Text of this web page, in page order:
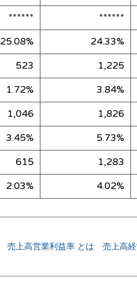
****** ******
25.08% 24.33%
523 1,225
1.72% 3.84%
1,046 1,826
3.45% 5.73%
615 1,283
2.03% 4.02%
売上高営業利益率 とは 売上高